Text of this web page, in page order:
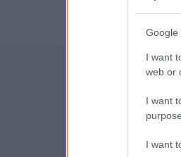
Google
I want
web or
I want
I want